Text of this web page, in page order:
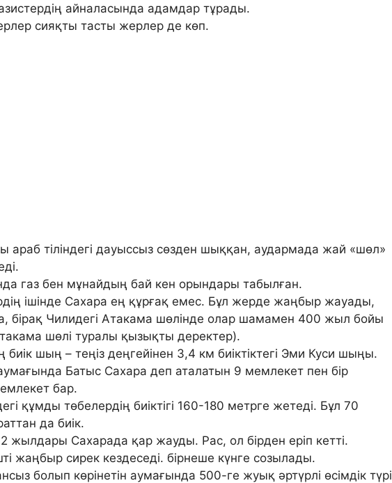
айналасында адамдар тұрады.
сияқты тасты жерлер де көп.
араб тіліндегі дауыссыз сөзден шыққан, аудармада жай «шөл»
газ бен мұнайдың бай кен орындары табылған.
ішінде Сахара ең құрғақ емес. Бұл жерде жаңбыр жауады,
бірақ Чилидегі Атакама шөлінде олар шамамен 400 жыл бойы
шөлі туралы қызықты деректер).
биік шың – теңіз деңгейінен 3,4 км биіктіктегі Эми Куси шыңы.
Батыс Сахара деп аталатын 9 мемлекет пен бір
бар.
құмды төбелердің биіктігі 160-180 метрге жетеді. Бұл 70
да биік.
жылдары Сахарада қар жауды. Рас, ол бірден еріп кетті.
жаңбыр сирек кездеседі. бірнеше күнге созылады.
болып көрінетін аумағында 500-ге жуық әртүрлі өсімдік түрі